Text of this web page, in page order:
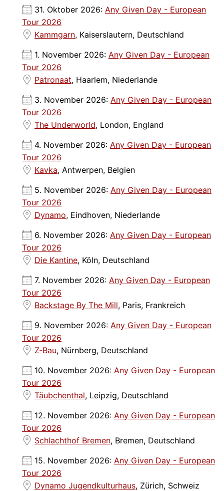
31. Oktober 2026: Any Given Day - European
Tour 2026
Kammgarn, Kaiserslautern, Deutschland
1. November 2026: Any Given Day - European
Tour 2026
Patronaat, Haarlem, Niederlande
3. November 2026: Any Given Day - European
Tour 2026
The Underworld, London, England
4. November 2026: Any Given Day - European
Tour 2026
Kavka, Antwerpen, Belgien
5. November 2026: Any Given Day - European
Tour 2026
Dynamo, Eindhoven, Niederlande
6. November 2026: Any Given Day - European
Tour 2026
Die Kantine, Köln, Deutschland
7. November 2026: Any Given Day - European
Tour 2026
Backstage By The Mill, Paris, Frankreich
9. November 2026: Any Given Day - European
Tour 2026
Z-Bau, Nürnberg, Deutschland
10. November 2026: Any Given Day - European
Tour 2026
Täubchenthal, Leipzig, Deutschland
12. November 2026: Any Given Day - European
Tour 2026
Schlachthof Bremen, Bremen, Deutschland
15. November 2026: Any Given Day - European
Tour 2026
Dynamo Jugendkulturhaus, Zürich, Schweiz